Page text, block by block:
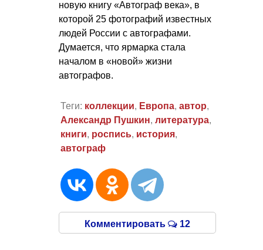
новую книгу «Автограф века», в
которой 25 фотографий известных
людей России с автографами.
Думается, что ярмарка стала
началом в «новой» жизни
автографов.
Теги: коллекции, Европа, автор,
Александр Пушкин, литература,
книги, роспись, история,
автограф
Комментировать 12